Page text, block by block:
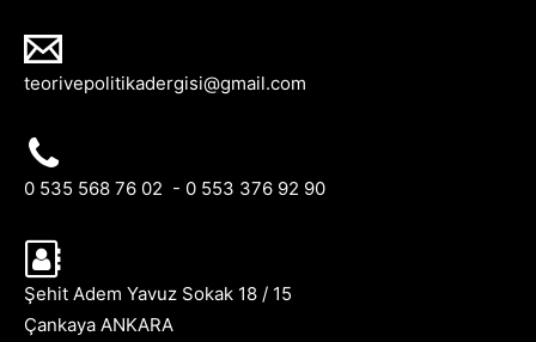
teorivepolitikadergisi@gmail.com
0 535 568 76 02 - 0 553 376 92 90
Şehit Adem Yavuz Sokak 18 / 15
Çankaya ANKARA